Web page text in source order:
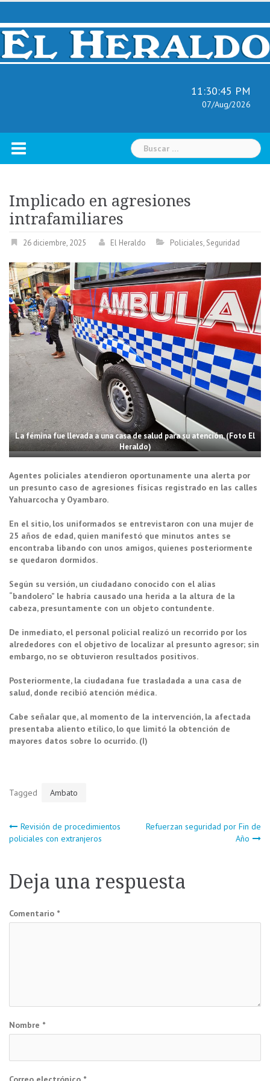
Skip
content
11:30:46 PM
07/Aug/2026
Buscar:
Implicado en agresiones
intrafamiliares
26 diciembre, 2025 El Heraldo Policiales, Seguridad
La fémina fue llevada a una casa de salud para su atención. (Foto El
Heraldo)
Agentes policiales atendieron oportunamente una alerta por
un presunto caso de agresiones físicas registrado en las calles
Yahuarcocha y Oyambaro.
En el sitio, los uniformados se entrevistaron con una mujer de
25 años de edad, quien manifestó que minutos antes se
encontraba libando con unos amigos, quienes posteriormente
se quedaron dormidos.
Según su versión, un ciudadano conocido con el alias
“bandolero” le habría causado una herida a la altura de la
cabeza, presuntamente con un objeto contundente.
De inmediato, el personal policial realizó un recorrido por los
alrededores con el objetivo de localizar al presunto agresor; sin
embargo, no se obtuvieron resultados positivos.
Posteriormente, la ciudadana fue trasladada a una casa de
salud, donde recibió atención médica.
Cabe señalar que, al momento de la intervención, la afectada
presentaba aliento etílico, lo que limitó la obtención de
mayores datos sobre lo ocurrido. (I)
Tagged Ambato
Navegación
entradas
Revisión de procedimientos
policiales con extranjeros
Refuerzan seguridad por Fin de
Año
Deja una respuesta
Comentario *
Nombre *